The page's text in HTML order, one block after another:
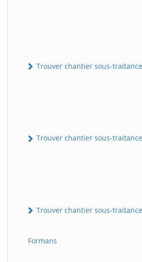
Trouver chantier sous-
Trouver chantier sous-
Trouver chantier sous-
Formans